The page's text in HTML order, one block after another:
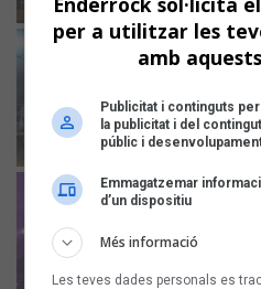
per a utilitzar les
amb
Publicitat i continguts
la publicitat i del
públic i
Emmagatzemar
d’un dispositiu
Més informació
Les teves dades personals es